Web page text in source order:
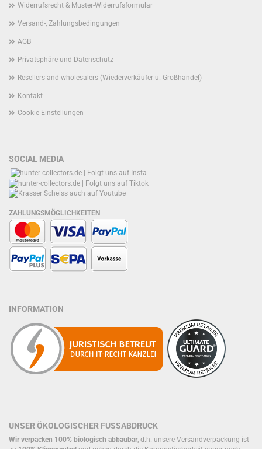
Widerrufsrecht & Muster-Widerrufsformular
Versand-, Zahlungsbedingungen
AGB
Privatsphäre und Datenschutz
Resellers and wholesalers (Wiederverkäufer u. Großhandel)
Kontakt
Cookie Einstellungen
SOCIAL MEDIA
ZAHLUNGSMÖGLICHKEITEN
INFORMATION
UNSER ÖKOLOGISCHER FUSSABDRUCK
Wir verpacken 100% biologisch abbaubar, d.h. unsere Versandverpackung ist